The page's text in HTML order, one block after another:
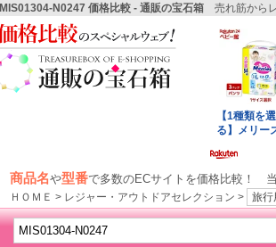
MIS01304-N0247 価格比較 - 通販の宝石箱 売れ筋から
商品名や型番で多数のECサイトを価格比較！
ＨＯＭＥ > レジャー・アウトドアセレクション > 旅行